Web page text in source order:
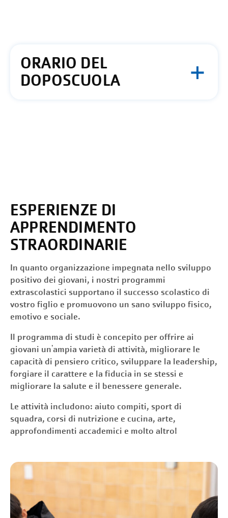
ORARIO DEL
DOPOSCUOLA
ESPERIENZE DI
APPRENDIMENTO
STRAORDINARIE
In quanto organizzazione impegnata nello sviluppo
positivo dei giovani, i nostri programmi
extrascolastici supportano il successo scolastico di
vostro figlio e promuovono un sano sviluppo fisico,
emotivo e sociale.
Il programma di studi è concepito per offrire ai
giovani un'ampia varietà di attività, migliorare le
capacità di pensiero critico, sviluppare la leadership,
forgiare il carattere e la fiducia in se stessi e
migliorare la salute e il benessere generale.
Le attività includono: aiuto compiti, sport di
squadra, corsi di nutrizione e cucina, arte,
approfondimenti accademici e molto altro!